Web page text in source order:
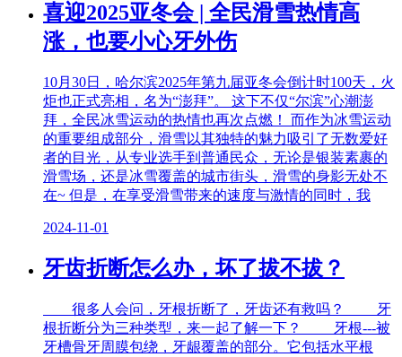
喜迎2025亚冬会 | 全民滑雪热情高
涨，也要小心牙外伤
10月30日，哈尔滨2025年第九届亚冬会倒计时100天，火
炬也正式亮相，名为“澎拜”。 这下不仅“尔滨”心潮澎
拜，全民冰雪运动的热情也再次点燃！ 而作为冰雪运动
的重要组成部分，滑雪以其独特的魅力吸引了无数爱好
者的目光，从专业选手到普通民众，无论是银装素裹的
滑雪场，还是冰雪覆盖的城市街头，滑雪的身影无处不
在~ 但是，在享受滑雪带来的速度与激情的同时，我
2024-11-01
牙齿折断怎么办，坏了拔不拔？
很多人会问，牙根折断了，牙齿还有救吗？ 牙
根折断分为三种类型，来一起了解一下？ 牙根---被
牙槽骨牙周膜包绕，牙龈覆盖的部分。它包括水平根